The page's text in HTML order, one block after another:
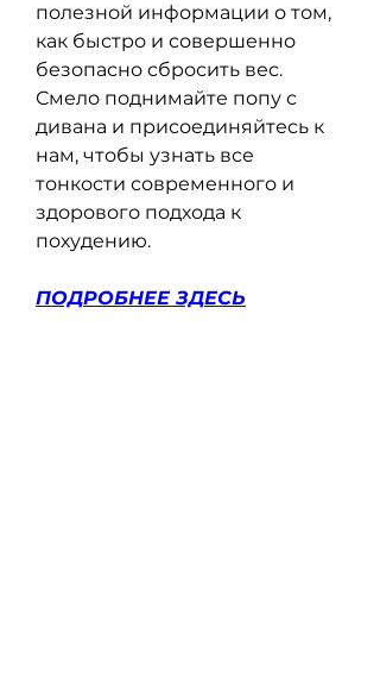
полезной информации о том,
как быстро и совершенно
безопасно сбросить вес.
Смело поднимайте попу с
дивана и присоединяйтесь к
нам, чтобы узнать все
тонкости современного и
здорового подхода к
похудению.
ПОДРОБНЕЕ ЗДЕСЬ